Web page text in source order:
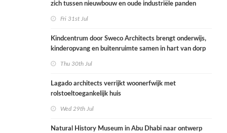
zich tussen nieuwbouw en oude industriële panden
Fri 31st Jul
Kindcentrum door Sweco Architects brengt onderwijs,
kinderopvang en buitenruimte samen in hart van dorp
Thu 30th Jul
Lagado architects verrijkt woonerfwijk met
rolstoeltoegankelijk huis
Wed 29th Jul
Natural History Museum in Abu Dhabi naar ontwerp